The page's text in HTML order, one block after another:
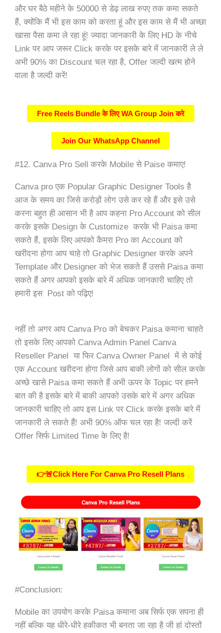
और घर बैठे महीने के 50000 से डेढ़ लाख रुपए तक कमा सकते
हैं, क्योंकि मैं भी इस काम को करता हूं और इस काम से मैं भी अच्छा
खासा पैसा कमा ले रहा हूं! ज्यादा जानकारी के लिए HD के नीचे
Link पर आप जरूर Click करके पर इसके बारे में जानकारी ले ले
अभी 90% का Discount चल रहा है, Offer जल्दी खत्म होने
वाला है जल्दी करें!
Free Reels Bundle के लिए WA Group Join करे
Join Our WhatsApp Channel
#12. Canva Pro Sell करके Mobile से Paise कमाए!
Canva pro एक Popular Graphic Designer Tools है
आज के समय का जिसे करोड़ों लोग उसे कर रहे हैं और इसे उसे
करना बहुत ही आसान भी है आप कहना Pro Account को सील
करके इसके Design के Customize करके भी Paisa कमा
सकते हैं, इसके लिए आपको कैमरा Pro का Account को
खरीदना होगा आप चाहे तो Graphic Designer करके अपने
Template और Designer को भेज सकते हैं उससे Paisa कमा
सकते हैं अगर आपको इसके बारे में अधिक जानकारी चाहिए तो
हमारी इस Post को पढ़िए!
नहीं तो अगर आप Canva Pro को बेचकर Paisa कमाना चाहते
तो इसके लिए आपको Canva Admin Panel Canva
Reseller Panel या फिर Canva Owner Panel में से कोई
एक Account खरीदना होगा जिसे आप बाकी लोगों को सील करके
अच्छे खासे Paisa कमा सकते हैं अभी ऊपर के Topic पर हमने
बात की है इसके बारे में बाकी आपको उसके बारे में अगर अधिक
जानकारी चाहिए तो आप इस Link पर Click करके इसके बारे में
जानकारी ले सकते हैं! अभी 90% ऑफ चल रहा है! जल्दी करें
Offer सिर्फ Limited Time के लिए है!
👉🚨Click Here For Canva Pro Resell Plans
#Conclusion:
Mobile का उपयोग करके Paisa कमाना अब सिर्फ एक सपना ही
नहीं बल्कि यह धीरे-धीरे हकीकत भी बनता जा रहा है जी हां दोस्तों